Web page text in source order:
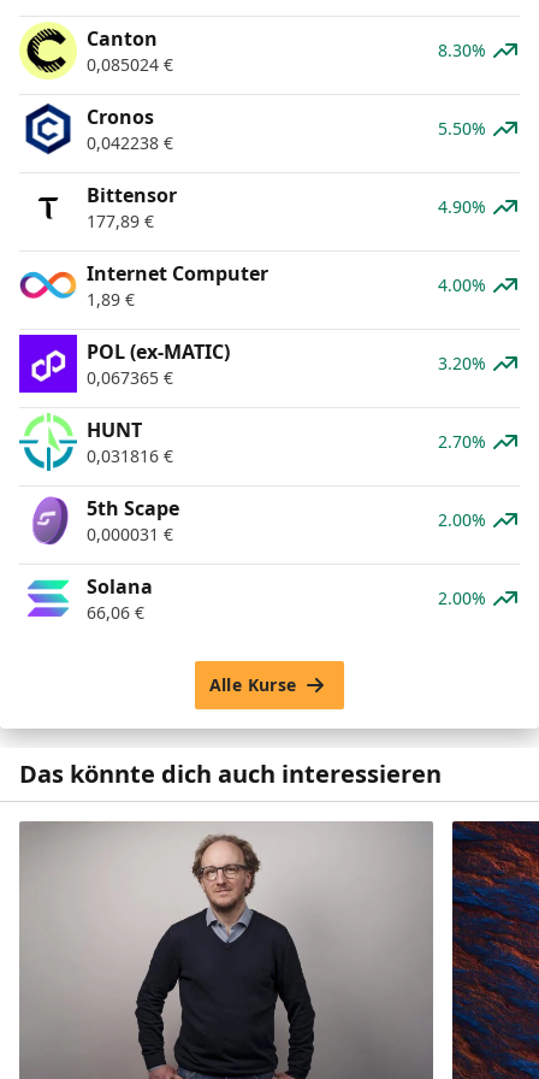
Canton
0,085024 €
8.30%
Cronos
0,042238 €
5.50%
Bittensor
177,89 €
4.90%
Internet Computer
1,89 €
4.00%
POL (ex-MATIC)
0,067365 €
3.20%
HUNT
0,031816 €
2.70%
5th Scape
0,000031 €
2.00%
Solana
66,06 €
2.00%
Alle Kurse
Das könnte dich auch interessieren